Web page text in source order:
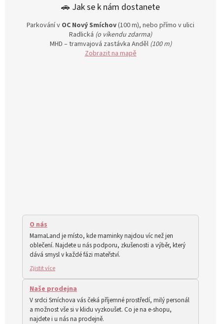
🚗 Jak se k nám dostanete
Parkování v OC Nový Smíchov(100 m), nebo přímo v ulici
Radlická (o víkendu zdarma)
MHD – tramvajová zastávka Anděl (100 m)
Zobrazit na mapě
O nás
MamaLand je místo, kde maminky najdou víc než jen
oblečení. Najdete u nás podporu, zkušenosti a výběr, který
dává smysl v každé fázi mateřství.
Zjistit více
Naše prodejna
V srdci Smíchova vás čeká příjemné prostředí, milý personál
a možnost vše si v klidu vyzkoušet. Co je na e‑shopu,
najdete i u nás na prodejně.